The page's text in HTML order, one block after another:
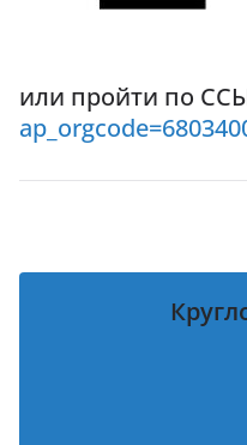
или пройти по